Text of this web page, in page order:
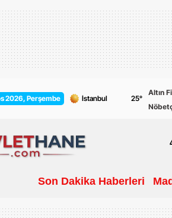
2026, Perşembe 25°
Altın
Son Dakika Haberleri